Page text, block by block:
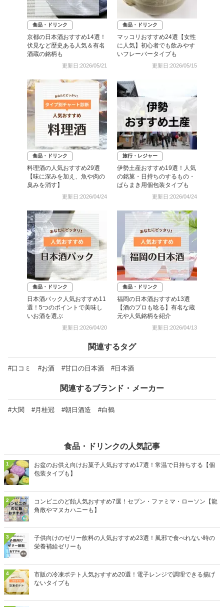
食品・ドリンク
京都の日本酒おすすめ14選！
伏見など歴史ある人気＆有名
酒蔵の銘柄も
更新日:2026/05/21
食品・ドリンク
マッコリおすすめ24選【女性
に人気】初心者でも飲みやす
いフレーバータイプも
更新日:2026/05/15
食品・ドリンク
料理酒の人気おすすめ29選
【味に深みを加え、魚や肉の
臭みを消す】
更新日:2026/04/24
旅行・レジャー
伊勢土産おすすめ19選！人気
の銘菓・日持ちのするもの・
ばらまき用個包装タイプも
更新日:2026/04/24
食品・ドリンク
日本酒パック人気おすすめ11
選！5つのポイントで美味し
いお酒を選ぶ
更新日:2026/04/20
食品・ドリンク
福岡の日本酒おすすめ13選
【酒のプロも唸る】有名な蔵
元や人気銘柄を紹介
更新日:2026/04/13
関連するタグ
#口コミ #お酒 #甘口の日本酒 #日本酒
関連するブランド・メーカー
#大関 #月桂冠 #朝日酒造 #白鶴
食品・ドリンクの人気記事
1
お盆のお供え向けお菓子人気おすすめ17選！常温で日持ちする【個
包装タイプも】
2
コンビニのど飴人気おすすめ7選！セブン・ファミマ・ローソン【龍
角散やマヌカハニーも】
3
子供向けのゼリー飲料の人気おすすめ23選！風邪で食べれない時の
栄養補給ゼリーも
4
市販の冷凍ポテト人気おすすめ20選！電子レンジで調理できる揚げ
ないタイプも